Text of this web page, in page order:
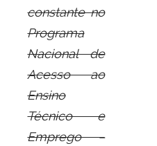
constante no
Programa
Nacional de
Acesso ao
Ensino
Técnico e
Emprego –